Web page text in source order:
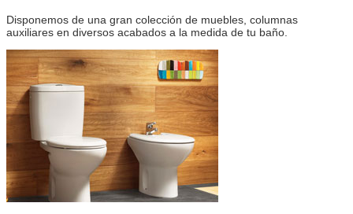
Disponemos de una gran colección de muebles, columnas
auxiliares en diversos acabados a la medida de tu baño.